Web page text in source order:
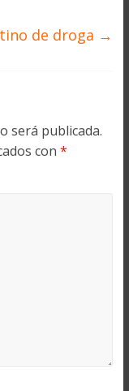
de droga →
será publicada.
con *